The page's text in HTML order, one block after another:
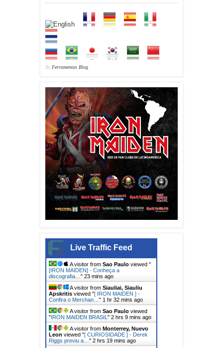
By Ferramentas Blog
Live Traffic Feed
A visitor from Sao Paulo viewed "
[IRON MAIDEN] - Conheça a
discografia… " 23 mins ago
A visitor from Siauliai, Siauliu
Apskritis viewed "[ IRON MAIDEN ] -
Confira o Merchan… " 1 hr 32 mins ago
A visitor from Sao Paulo viewed
"IRON MAIDEN BRASIL " 2 hrs 9 mins ago
A visitor from Monterrey, Nuevo
Leon viewed "[ CURIOSIDADE ] - Derek
Riggs previu a… " 2 hrs 19 mins ago